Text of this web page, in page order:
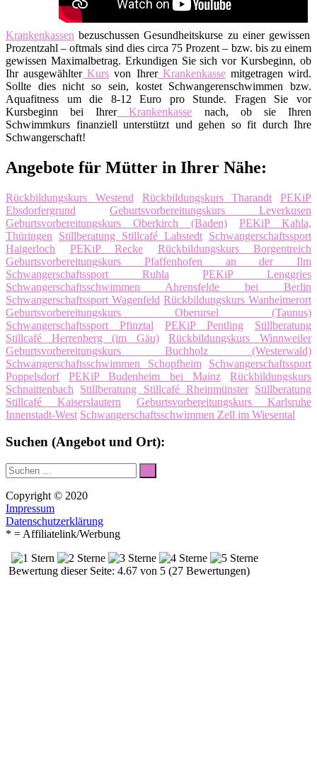
Krankenkassen bezuschussen Gesundheitskurse zu einer gewissen
Prozentzahl – oftmals sind dies circa 75 Prozent – bzw. bis zu einem
gewissen Maximalbetrag. Erkundigen Sie sich vor Kursbeginn, ob
Ihr ausgewählterKurs von IhrerKrankenkassemitgetragen wird.
Sollte dies nicht so sein, kostet Schwangerenschwimmen bzw.
Aquafitness um die 8-12 Euro pro Stunde. Fragen Sie vor
Kursbeginn bei IhrerKrankenkasse nach, ob sie Ihren
Schwimmkurs finanziell unterstützt und gehen so fit durch Ihre
Schwangerschaft!
Angebote für Mütter in Ihrer Nähe:
Rückbildungskurs Westend Rückbildungskurs Tharandt
PEKiP
Ebsdorfergrund
Geburtsvorbereitungskurs Leverkusen
Geburtsvorbereitungskurs Oberkirch (Baden)
PEKiP Kahla,
Thüringen
Stillberatung Stillcafé Lahstedt Schwangerschaftssport
Haigerloch
PEKiP Recke
Rückbildungskurs Borgentreich
Geburtsvorbereitungskurs Pfaffenhofen an der Ilm
Schwangerschaftssport Ruhla
PEKiP Lenggries
Schwangerschaftsschwimmen Ahrensfelde bei Berlin
Schwangerschaftssport Wagenfeld Rückbildungskurs Wanheimerort
Geburtsvorbereitungskurs Oberursel (Taunus)
Schwangerschaftssport Pfinztal
PEKiP Pentling
Stillberatung
Stillcafé Herrenberg (im Gäu)
Rückbildungskurs Winnweiler
Geburtsvorbereitungskurs Buchholz (Westerwald)
Schwangerschaftsschwimmen Schopfheim
Schwangerschaftssport
Poppelsdorf
PEKiP Budenheim bei Mainz
Rückbildungskurs
Schnaittenbach
Stillberatung Stillcafé Rheinmünster
Stillberatung
Stillcafé Kaiserslautern
Geburtsvorbereitungskurs Karlsruhe
Innenstadt-West Schwangerschaftsschwimmen Zell im Wiesental
Suchen (Angebot und Ort):
Suche
nach:
Suchen
Copyright © 2020
Impressum
Datenschutzerklärung
* = Affiliatelink/Werbung
Bewertung dieser Seite: 4.67 von 5 (27 Bewertungen)